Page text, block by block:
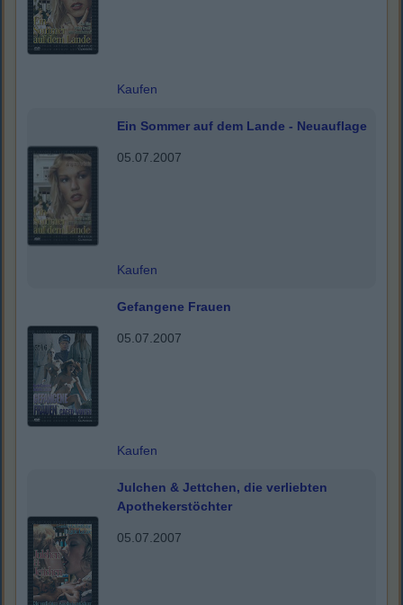
Kaufen
Ein Sommer auf dem Lande - Neuauflage
05.07.2007
Kaufen
Gefangene Frauen
05.07.2007
Kaufen
Julchen & Jettchen, die verliebten
Apothekerstöchter
05.07.2007